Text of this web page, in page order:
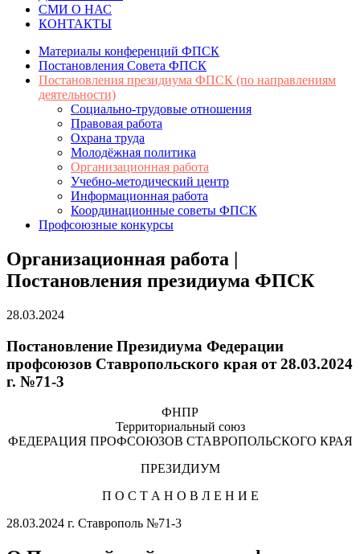
СМИ О НАС
КОНТАКТЫ
Материалы конференций ФПСК
Постановления Совета ФПСК
Постановления президиума ФПСК (по направлениям
деятельности)
Социально-трудовые отношения
Правовая работа
Охрана труда
Молодёжная политика
Организационная работа
Учебно-методический центр
Информационная работа
Координационные советы ФПСК
Профсоюзные конкурсы
Организационная работа |
Постановления президиума ФПСК
28.03.2024
Постановление Президиума Федерации
профсоюзов Ставропольского края от 28.03.2024
г. №71-3
ФНПР
Территориальный союз
ФЕДЕРАЦИЯ ПРОФСОЮЗОВ СТАВРОПОЛЬСКОГО КРАЯ
ПРЕЗИДИУМ
П О С Т А Н О В Л Е Н И Е
28.03.2024 г. Ставрополь №71-3